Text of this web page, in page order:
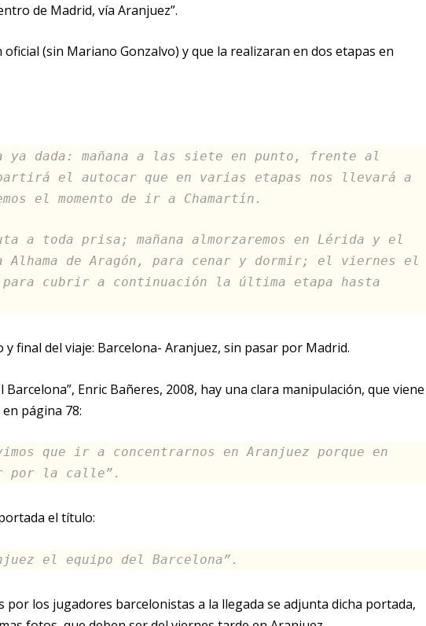
de Madrid, vía Aranjuez”.
oficial (sin Mariano Gonzalvo) y que la realizaran en dos etapas en
ya dada: mañana a las siete en punto, frente al
partirá el autocar que en varias etapas nos llevará a
el momento de ir a Chamartín.
a toda prisa; mañana almorzaremos en Lérida y el
Alhama de Aragón, para cenar y dormir; el viernes el
para cubrir a continuación la última etapa hasta
y final del viaje: Barcelona- Aranjuez, sin pasar por Madrid.
Enric Bañeres, 2008, hay una clara manipulación, que viene
página 78:
que ir a concentrarnos en Aranjuez porque en
por la calle”.
el título:
el equipo del Barcelona”.
por los jugadores barcelonistas a la llegada se adjunta dicha portada,